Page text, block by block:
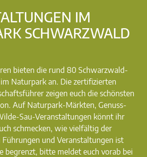
IM
SCHWARZWALD
bieten die rund 80 Schwarzwald-
im Naturpark an. Die zertifizierten
zeigen euch die schönsten
Auf Naturpark-Märkten, Genuss-
Sau-Veranstaltungen könnt ihr
schmecken, wie vielfältig der
und Veranstaltungen ist
begrenzt, bitte meldet euch vorab bei